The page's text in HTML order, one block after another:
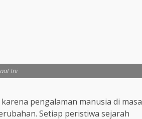
Ini
pengalaman manusia di masa
Setiap peristiwa sejarah